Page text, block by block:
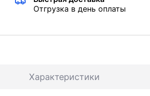
Отгрузка в день оплаты
Характеристики